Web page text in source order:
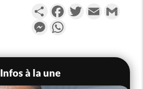
PartagerFacebookTwitterEmail
Messenger
Infos à la une